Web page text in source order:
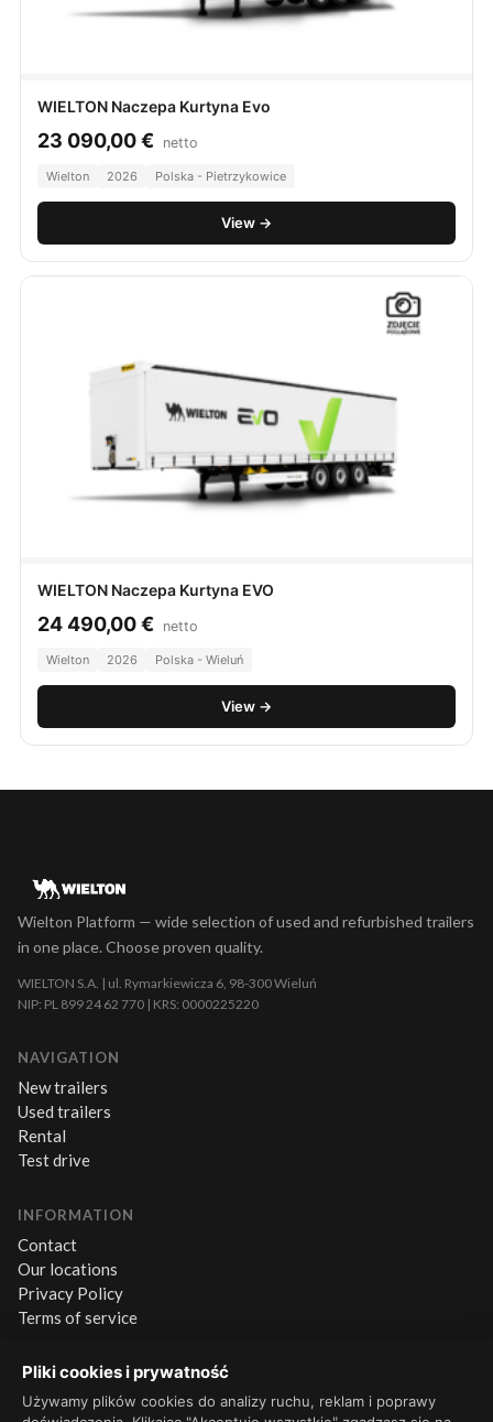
WIELTON Naczepa Kurtyna Evo
23 090,00€ netto
Wielton 2026 Polska - Pietrzykowice
View →
WIELTON Naczepa Kurtyna EVO
24 490,00€ netto
Wielton 2026 Polska - Wieluń
View →
Pliki cookies i prywatność
Używamy plików cookies do analizy ruchu, reklam i poprawy
Wielton Platform — wide selection of used and refurbished trailers
in one place. Choose proven quality.
WIELTON S.A. | ul. Rymarkiewicza 6, 98-300 Wieluń
NIP: PL 899 24 62 770 | KRS: 0000225220
NAVIGATION
New trailers
Used trailers
Rental
Test drive
INFORMATION
Contact
Our locations
Privacy Policy
Terms of service
CONTACT
+48 660 500 600